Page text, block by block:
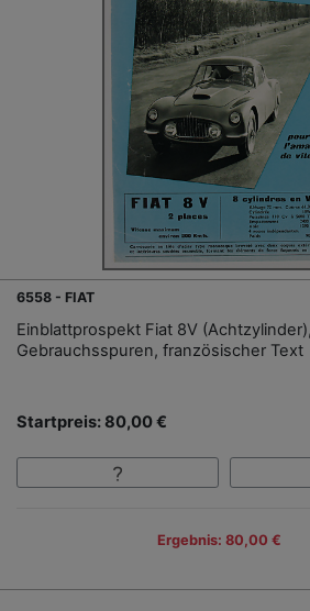
6558 - FIAT
Einblattprospekt Fiat 8V
Gebrauchsspuren, französischer Text
Startpreis: 80,00 €
Ergebnis: 80,00 €